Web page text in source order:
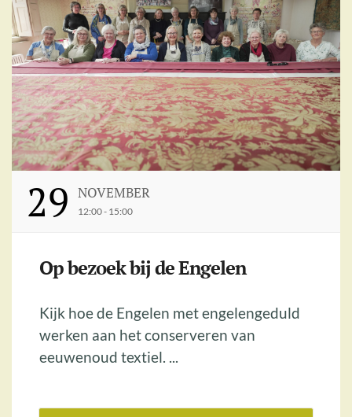
29 NOVEMBER
12:00 - 15:00
Op bezoek bij de Engelen
Kijk hoe de Engelen met engelengeduld
werken aan het conserveren van
eeuwenoud textiel. ...